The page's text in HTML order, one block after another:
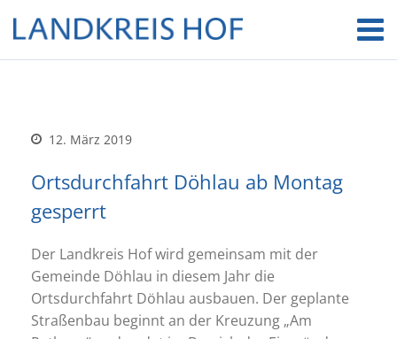
12. März 2019
Ortsdurchfahrt Döhlau ab Montag
gesperrt
Der Landkreis Hof wird gemeinsam mit der
Gemeinde Döhlau in diesem Jahr die
Ortsdurchfahrt Döhlau ausbauen. Der geplante
Straßenbau beginnt an der Kreuzung „Am